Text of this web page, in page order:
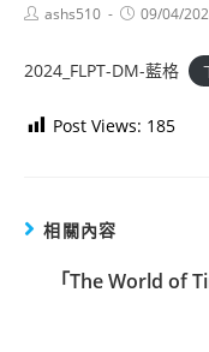
Postashs510
Post09/04/
2024_FLPT-DM-藍格
Post Views: 185
相關內容
「The World of